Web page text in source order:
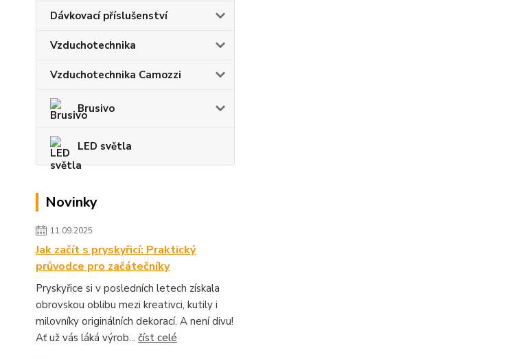
Dávkovací příslušenství
Vzduchotechnika
Vzduchotechnika Camozzi
Brusivo
LED světla
Novinky
11.09.2025
Jak začít s pryskyřicí: Praktický
průvodce pro začátečníky
Pryskyřice si v posledních letech získala
obrovskou oblibu mezi kreativci, kutily i
milovníky originálních dekorací. A není divu!
Ať už vás láká výrob... číst celé